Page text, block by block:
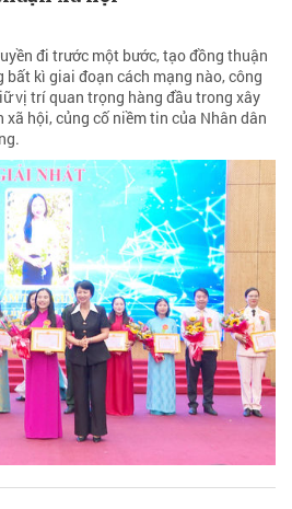
đi trước một bước, tạo đồng thuận
bất kì giai đoạn cách mạng nào, công
vị trí quan trọng hàng đầu trong xây
hội, củng cố niềm tin của Nhân dân